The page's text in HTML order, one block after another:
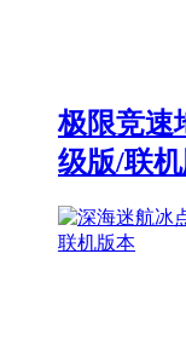
极限竞速
级版/联机